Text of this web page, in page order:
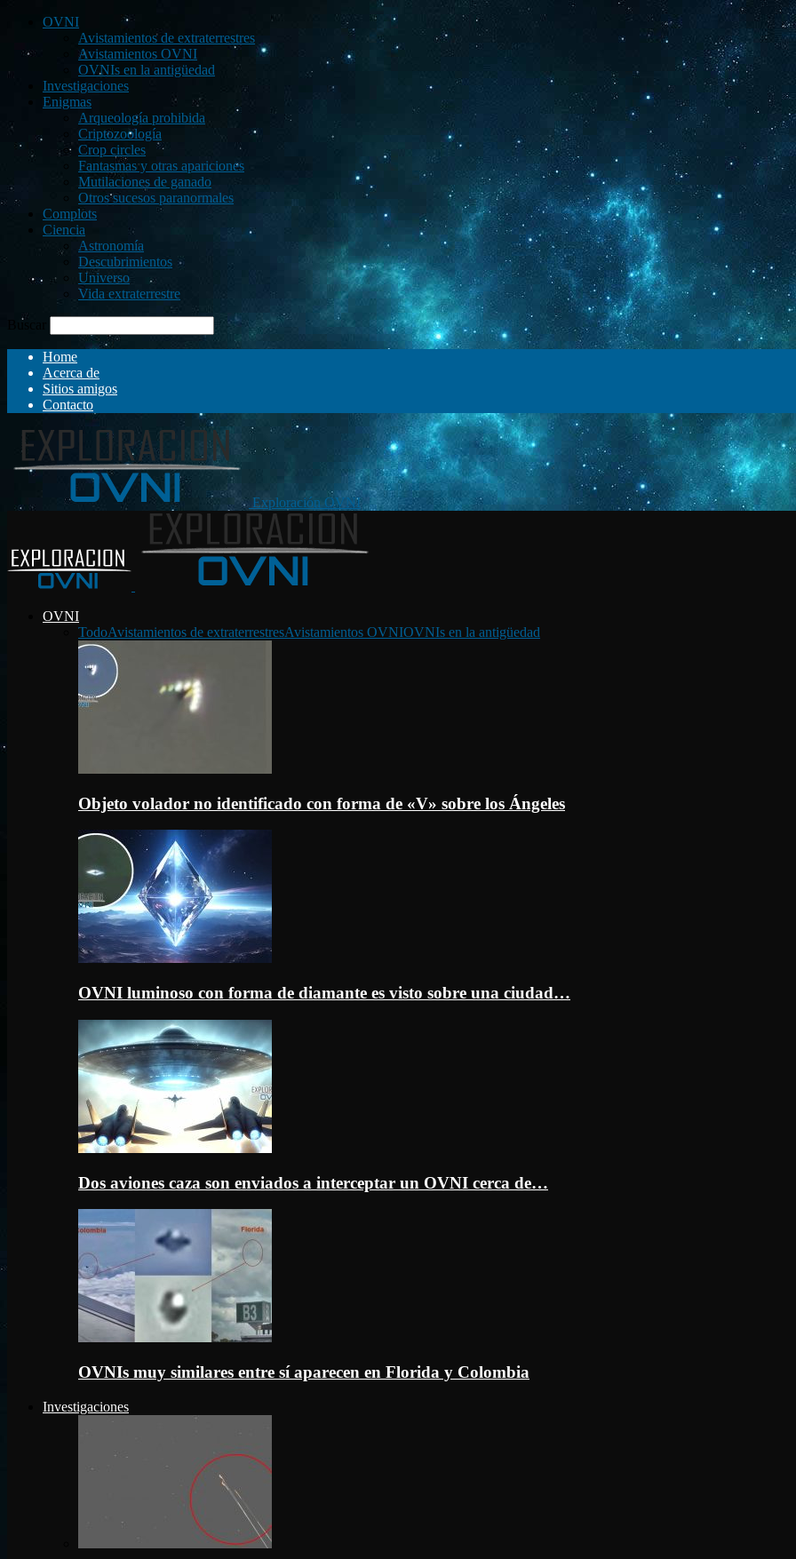
OVNI
Avistamientos de extraterrestres
Avistamientos OVNI
OVNIs en la antigüedad
Investigaciones
Enigmas
Arqueología prohibida
Criptozoología
Crop circles
Fantasmas y otras apariciones
Mutilaciones de ganado
Otros sucesos paranormales
Complots
Ciencia
Astronomía
Descubrimientos
Universo
Vida extraterrestre
Buscar
Home
Acerca de
Sitios amigos
Contacto
Exploración OVNI
OVNI
TodoAvistamientos de extraterrestresAvistamientos OVNIOVNIs en la antigüedad
Objeto volador no identificado con forma de «V» sobre los Ángeles
OVNI luminoso con forma de diamante es visto sobre una ciudad…
Dos aviones caza son enviados a interceptar un OVNI cerca de…
OVNIs muy similares entre sí aparecen en Florida y Colombia
Investigaciones